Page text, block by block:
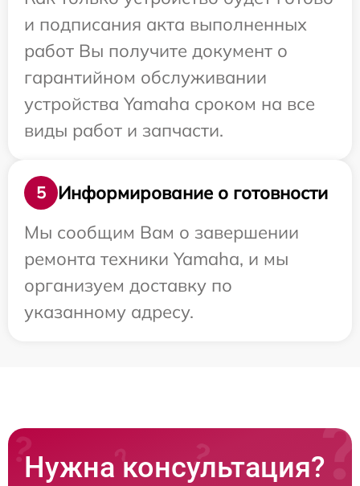
и подписания акта выполненных
работ Вы получите документ о
гарантийном обслуживании
устройства Yamaha сроком на все
виды работ и запчасти.
5
Информирование о готовности
Мы сообщим Вам о завершении
ремонта техники Yamaha, и мы
организуем доставку по
указанному адресу.
Нужна консультация?